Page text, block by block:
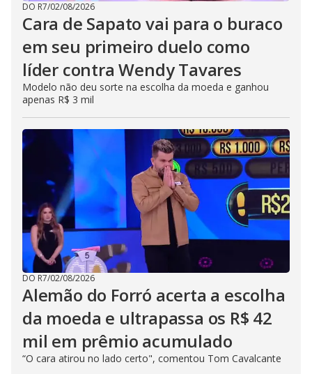
DO R7/02/08/2026
Cara de Sapato vai para o buraco
em seu primeiro duelo como
líder contra Wendy Tavares
Modelo não deu sorte na escolha da moeda e ganhou
apenas R$ 3 mil
DO R7/02/08/2026
Alemão do Forró acerta a escolha
da moeda e ultrapassa os R$ 42
mil em prêmio acumulado
“O cara atirou no lado certo", comentou Tom Cavalcante